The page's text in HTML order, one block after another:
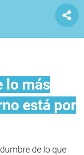
lo más
está por
de lo que